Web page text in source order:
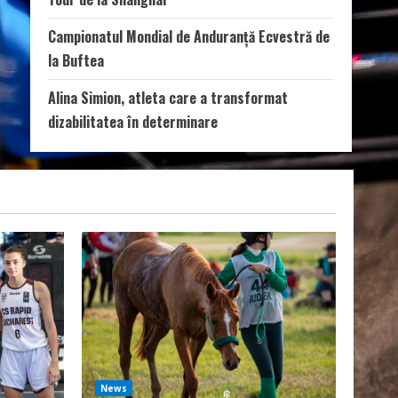
Campionatul Mondial de Anduranță Ecvestră de
la Buftea
Alina Simion, atleta care a transformat
dizabilitatea în determinare
News